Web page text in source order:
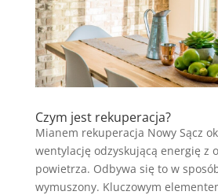
Czym jest rekuperacja?
Mianem rekuperacja Nowy Sącz
wentylację odzyskującą energię z
powietrza. Odbywa się to w
wymuszony. Kluczowym